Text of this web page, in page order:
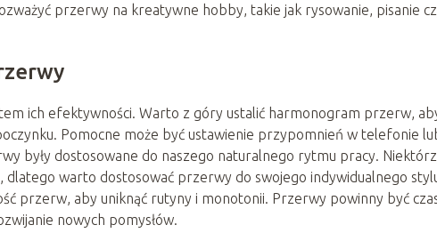
przerwy na kreatywne hobby, takie jak rysowanie, pisanie
ich efektywności. Warto z góry ustalić harmonogram przerw,
Pomocne może być ustawienie przypomnień w telefonie
były dostosowane do naszego naturalnego rytmu pracy.
dlatego warto dostosować przerwy do swojego indywidualnego
przerw, aby uniknąć rutyny i monotonii. Przerwy powinny być
nowych pomysłów.